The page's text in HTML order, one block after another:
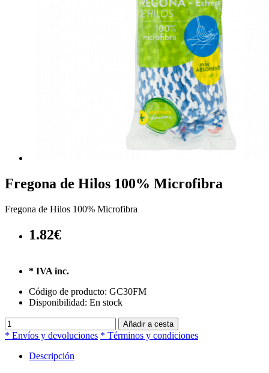
Fregona de Hilos 100% Microfibra
Fregona de Hilos 100% Microfibra
1.82€
* IVA inc.
Código de producto: GC30FM
Disponibilidad: En stock
Añadir a cesta
* Envíos y devoluciones * Términos y condiciones
Descripción